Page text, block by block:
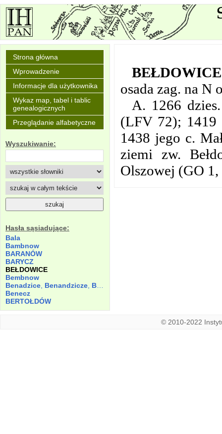
Strona główna
Wprowadzenie
Informacje dla użytkownika
Wykaz map, tabel i tablic
genealogicznych
Przeglądanie alfabetyczne
Wyszukiwanie:
Hasła sąsiadujące:
Bala
Bambnow
BARANÓW
BARYCZ
BEŁDOWICE
Bembnow
Benadzice Benandzicze Bernaczicze
Benecz
BERTOŁDÓW
BEŁDOWICE
osada zag. na N
A. 1266
(LFV 72); 1419
1438 jego c.
ziemi zw.
Olszowej (GO
© 2010-2022